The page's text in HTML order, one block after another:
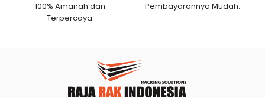
100% Amanah dan
Terpercaya.
Pembayarannya Mudah.